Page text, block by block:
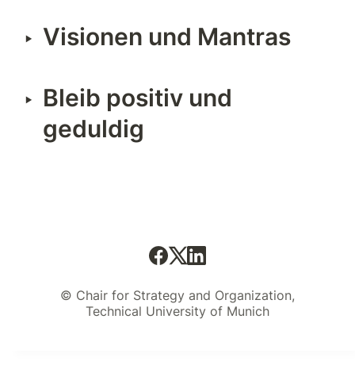
‣ Visionen und Mantras
‣ Bleib positiv und
geduldig
© Chair for Strategy and Organization,
Technical University of Munich